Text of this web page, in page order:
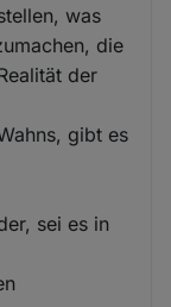
was
die
der
gibt es
sei es in